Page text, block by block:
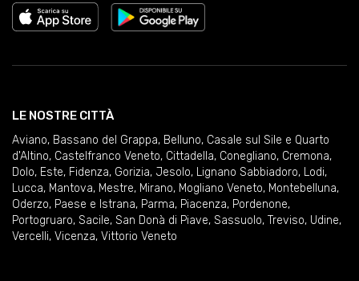
LE NOSTRE CITTÀ
Aviano, Bassano del Grappa, Belluno, Casale sul Sile e Quarto
d'Altino, Castelfranco Veneto, Cittadella, Conegliano, Cremona,
Dolo, Este, Fidenza, Gorizia, Jesolo, Lignano Sabbiadoro, Lodi,
Lucca, Mantova, Mestre, Mirano, Mogliano Veneto, Montebelluna,
Oderzo, Paese e Istrana, Parma, Piacenza, Pordenone,
Portogruaro, Sacile, San Donà di Piave, Sassuolo, Treviso, Udine,
Vercelli, Vicenza, Vittorio Veneto